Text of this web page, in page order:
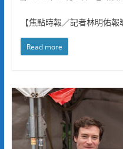
【焦點時報／記者林明佑
Read more